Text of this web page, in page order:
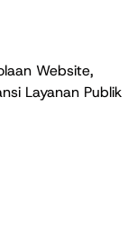
Website,
Layanan Publik